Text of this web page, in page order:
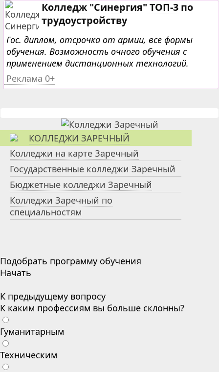
Колледж "Синергия" ТОП-3 по
трудоустройству
Гос. диплом, отсрочка от армии, все формы
обучения. Возможность очного обучения с
применением дистанционных технологий.
Реклама 0+
КОЛЛЕДЖИ ЗАРЕЧНЫЙ
Колледжи на карте Заречный
Государственные колледжи Заречный
Бюджетные колледжи Заречный
Колледжи Заречный по
специальностям
Подобрать программу обучения
Начать
К предыдущему вопросу
К каким профессиям вы больше склонны?
Гуманитарным
Техническим